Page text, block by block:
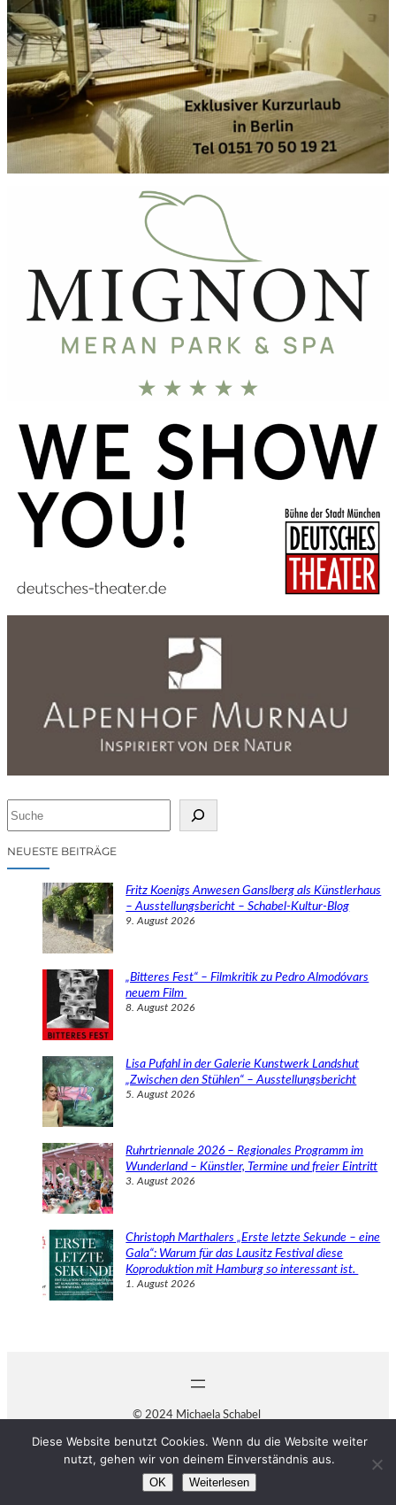
cNEUESTE BEITRÄGE
Fritz Koenigs Anwesen Ganslberg als Künstlerhaus
– Ausstellungsbericht – Schabel-Kultur-Blog
9. August 2026
„Bitteres Fest“ – Filmkritik zu Pedro Almodóvars
neuem Film
8. August 2026
Lisa Pufahl in der Galerie Kunstwerk Landshut
„Zwischen den Stühlen“ – Ausstellungsbericht
5. August 2026
Ruhrtriennale 2026 – Regionales Programm im
Wunderland – Künstler, Termine und freier Eintritt
3. August 2026
Christoph Marthalers „Erste letzte Sekunde – eine
Gala“: Warum für das Lausitz Festival diese
Koproduktion mit Hamburg so interessant ist.
1. August 2026
© 2024 Michaela Schabel
Diese Website benutzt Cookies. Wenn du die Website weiter
nutzt, gehen wir von deinem Einverständnis aus.
OK Weiterlesen